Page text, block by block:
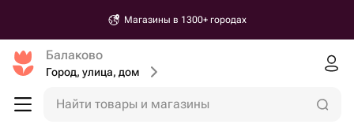
Магазины в 1300+ городах
Балаково
Город, улица, дом
Найти товары и магазины